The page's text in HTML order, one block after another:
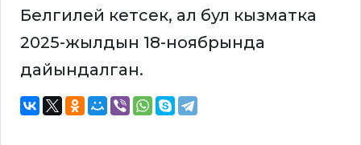
Белгилей кетсек, ал бул кызматка
2025-жылдын 18-ноябрында
дайындалган.